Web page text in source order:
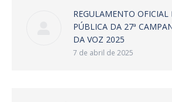
REGULAMENTO OFICIAL
PÚBLICA DA 27ª
DA VOZ 2025
7 de abril de 2025